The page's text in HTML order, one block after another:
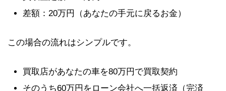
差額：20万円（あなたの手元に戻るお金）
この場合の流れはシンプルです。
買取店があなたの車を80万円で買取契約
そのうち60万円をローン会社へ一括返済（完済